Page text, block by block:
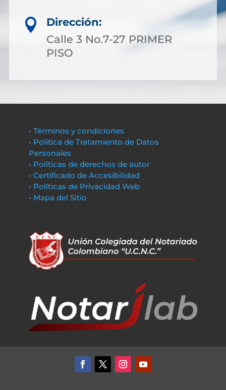

Dirección:
Calle 3 No.7-27 PRIMER
PISO
• Términos y condiciones
• Política de Tratamiento de Datos
Personales
• Políticas de derechos de autor
• Certificado de Accesibilidad
• Políticas de Privacidad Web
• Mapa del Sitio